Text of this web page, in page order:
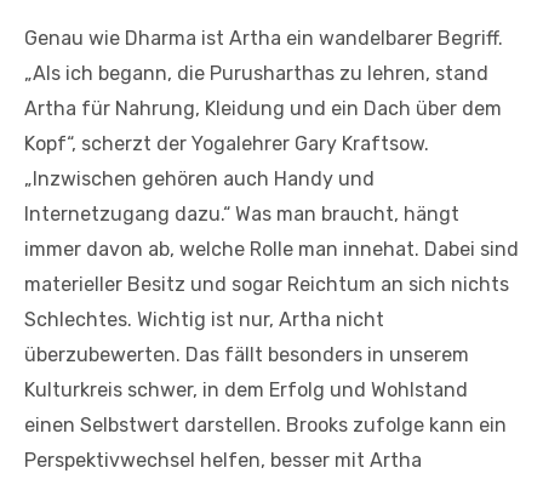
Genau wie Dharma ist Artha ein wandelbarer Begriff.
„Als ich begann, die Purusharthas zu lehren, stand
Artha für Nahrung, Kleidung und ein Dach über dem
Kopf“, scherzt der Yogalehrer Gary Kraftsow.
„Inzwischen gehören auch Handy und
Internetzugang dazu.“ Was man braucht, hängt
immer davon ab, welche Rolle man innehat. Dabei sind
materieller Besitz und sogar Reichtum an sich nichts
Schlechtes. Wichtig ist nur, Artha nicht
überzubewerten. Das fällt besonders in unserem
Kulturkreis schwer, in dem Erfolg und Wohlstand
einen Selbstwert darstellen. Brooks zufolge kann ein
Perspektivwechsel helfen, besser mit Artha